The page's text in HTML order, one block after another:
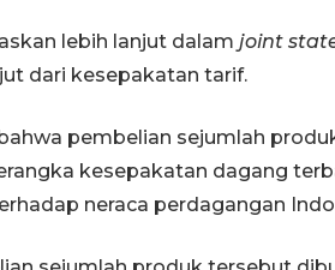
lebih lanjut dalam joint
dari kesepakatan tarif.
pembelian sejumlah
kesepakatan dagang
neraca perdagangan
Feature -
Anak Putus